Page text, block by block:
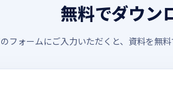
無料でダウン
フォームにご入力いただくと、資料を無